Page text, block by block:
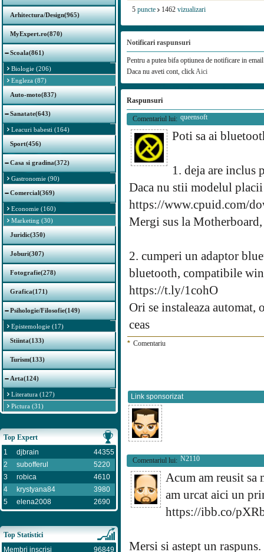
Arhitectura/Design(965)
MyExpert.ro(870)
Scoala(861)
Biologie (206)
Engleza (87)
Auto-moto(837)
Sanatate(643)
Leacuri babesti (164)
Sport(456)
Casa si gradina(372)
Gastronomie (90)
Comercial(369)
Economie (160)
Marketing (30)
Juridic(350)
Joburi(307)
Fotografie(278)
Grafica(171)
Psihologie/Filosofie(149)
Epistemologie (17)
Stiinta(133)
Turism(133)
Arta(124)
Literatura (127)
Pictura (31)
Top Expert
1
djbrain
44355
2
subofferul
5220
3
robica
4610
4
krystyana84
3980
5
elena2008 2690
Top Statistici
Membri inscrisi
96849
5 puncte 1462 vizualizari
Notificari raspunsuri
Pentru a putea bifa optiunea de notificare in
Daca nu aveti cont, clickAici
Raspunsuri
Comentariul lui: queensoft
Poti sa ai
1. deja are inclus
Daca nu stii modelul
https://www.cpuid.com/
Mergi sus la
2. cumperi un adaptor
bluetooth, compatibile
https://t.ly/1cohO
Ori se instaleaza
ceas
* Comentariu
Link sponsorizat
Comentariul lui: N2110
Acum am reusit sa
am urcat aici un
https://ibb.co/
Mersi si astept un raspuns.